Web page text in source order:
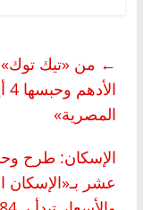
← من «تيك
المصرية»
الإسكان: طرح